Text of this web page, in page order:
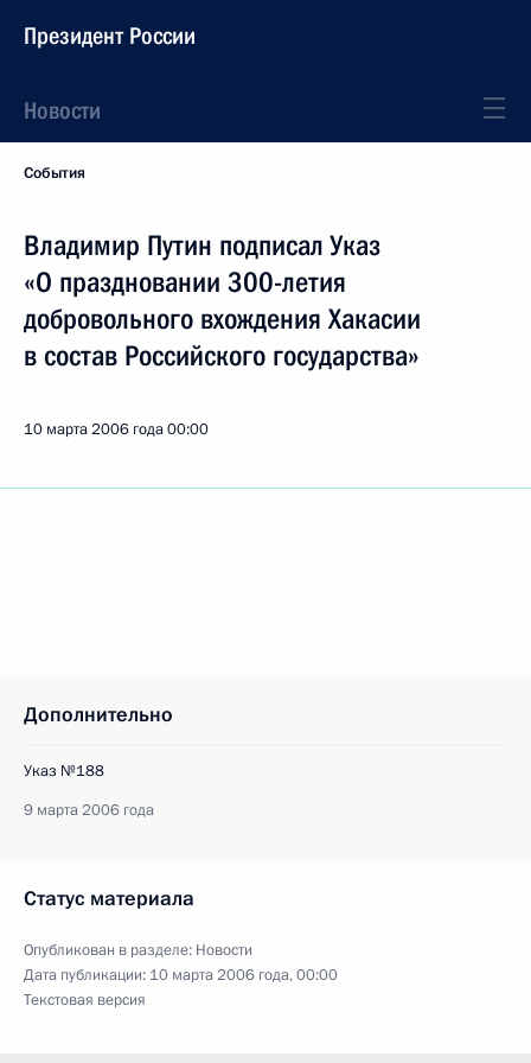
Президент России
Новости
События
Владимир Путин подписал Указ
«О праздновании 300-летия
добровольного вхождения Хакасии
в состав Российского государства»
10 марта 2006 года00:00
Дополнительно
Указ №188
9 марта 2006 года
Статус материала
Опубликован в разделе: Новости
Дата публикации: 10 марта 2006 года, 00:00
Текстовая версия